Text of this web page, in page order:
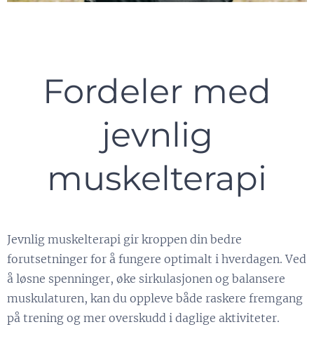
Fordeler med
jevnlig
muskelterapi
Jevnlig muskelterapi gir kroppen din bedre
forutsetninger for å fungere optimalt i hverdagen. Ved
å løsne spenninger, øke sirkulasjonen og balansere
muskulaturen, kan du oppleve både raskere fremgang
på trening og mer overskudd i daglige aktiviteter.